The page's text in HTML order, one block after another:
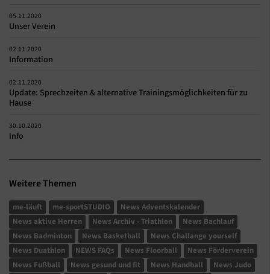
05.11.2020
Unser Verein
02.11.2020
Information
02.11.2020
Update: Sprechzeiten & alternative Trainingsmöglichkeiten für zu
Hause
30.10.2020
Info
Weitere Themen
me-läuft me-sportSTUDIO
News Adventskalender
News aktive Herren
News Archiv - Triathlon
News Bachlauf
News Badminton
News Basketball
News Challange yourself
News Duathlon
NEWS FAQs News Floorball
News Förderverein
News Fußball
News gesund und fit News Handball News Judo